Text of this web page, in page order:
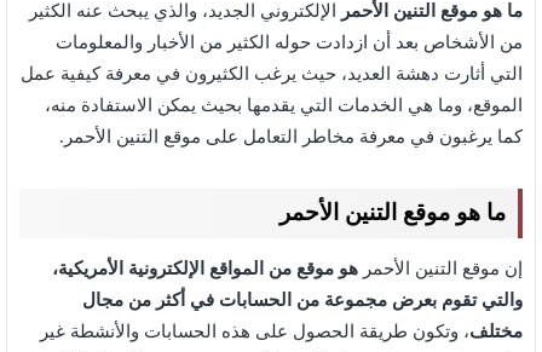
ما هو موقع التنين الأحمر
الإلكتروني الجديد، والذي يبحث عنه الكثير
من الأشخاص بعد أن ازدادت حوله الكثير من الأخبار والمعلومات
التي أثارت دهشة العديد، حيث يرغب الكثيرون في معرفة كيفية عمل
الموقع، وما هي الخدمات التي يقدمها بحيث يمكن الاستفادة منه،
كما يرغبون في معرفة مخاطر التعامل على موقع التنين الأحمر.
ما هو موقع التنين الأحمر
إن موقع التنين الأحمر هو موقع من المواقع الإلكترونية الأمريكية،
والتي تقوم بعرض مجموعة من الحسابات في أكثر من مجال
مختلف، وتكون طريقة الحصول على هذه الحسابات والأنشطة غير